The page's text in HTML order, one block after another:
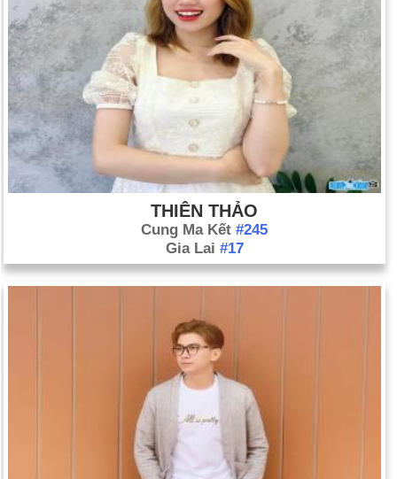
THIÊN THẢO
Cung Ma Kết #245
Gia Lai #17